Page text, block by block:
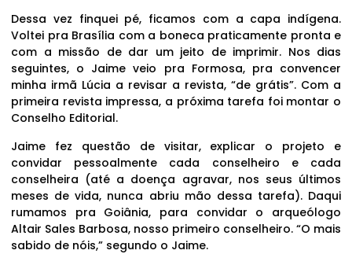
Dessa vez finquei pé, ficamos com a capa indígena.
Voltei pra Brasília com a boneca praticamente pronta e
com a missão de dar um jeito de imprimir. Nos dias
seguintes, o Jaime veio pra Formosa, pra convencer
minha irmã Lúcia a revisar a revista, “de grátis”. Com a
primeira revista impressa, a próxima tarefa foi montar o
Conselho Editorial.
Jaime fez questão de visitar, explicar o projeto e
convidar pessoalmente cada conselheiro e cada
conselheira (até a doença agravar, nos seus últimos
meses de vida, nunca abriu mão dessa tarefa). Daqui
rumamos pra Goiânia, para convidar o arqueólogo
Altair Sales Barbosa, nosso primeiro conselheiro. “O mais
sabido de nóis,” segundo o Jaime.